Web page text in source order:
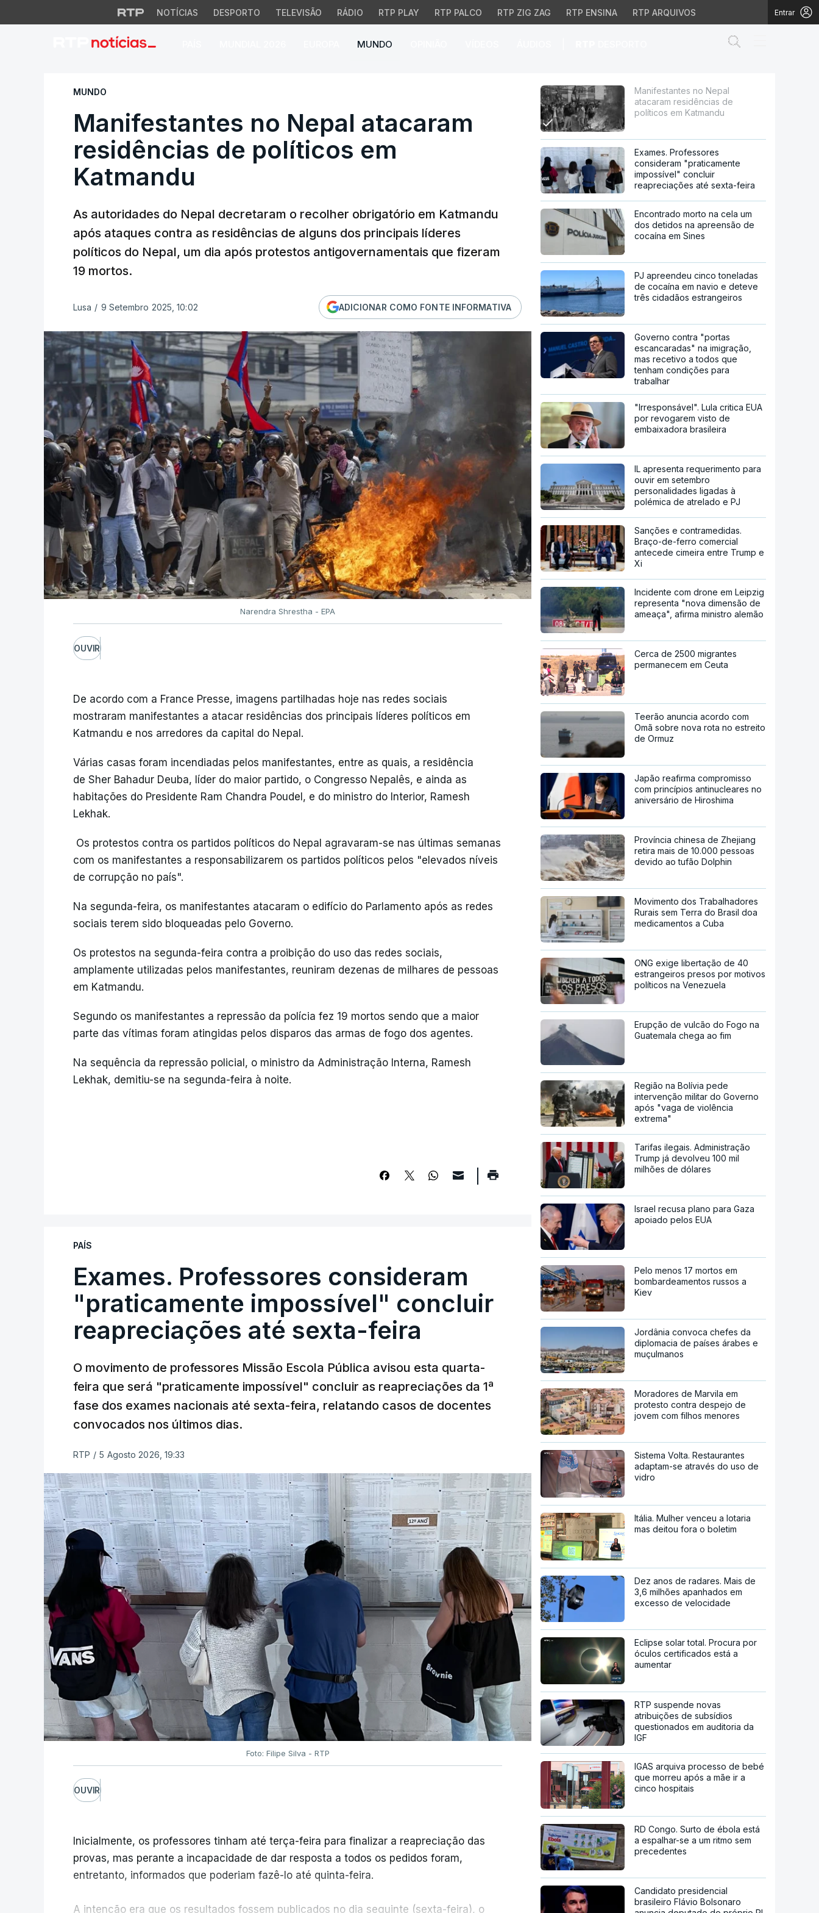
NOTÍCIAS DESPORTO TELEVISÃO RÁDIO RTP PLAY RTP PALCO RTP ZIG ZAG RTP ENSINA RTP ARQUIVOS Entrar
MUNDO
Manifestantes no Nepal atacaram residências de políticos em
MUNDO
Manifestantes no Nepal atacaram
residências de políticos em
Katmandu
As autoridades do Nepal decretaram o recolher obrigatório em Katmandu
após ataques contra as residências de alguns dos principais líderes
políticos do Nepal, um dia após protestos antigovernamentais que fizeram
19 mortos.
Lusa / 9 Setembro 2025, 10:02 ADICIONAR COMO FONTE INFORMATIVA
Narendra Shrestha - EPA
OUVIR
De acordo com a France Presse, imagens partilhadas hoje nas redes sociais
mostraram manifestantes a atacar residências dos principais líderes políticos em
Katmandu e nos arredores da capital do Nepal.
Várias casas foram incendiadas pelos manifestantes, entre as quais, a residência
de Sher Bahadur Deuba, líder do maior partido, o Congresso Nepalês, e ainda as
habitações do Presidente Ram Chandra Poudel, e do ministro do Interior, Ramesh
Lekhak.
Os protestos contra os partidos políticos do Nepal agravaram-se nas últimas semanas
com os manifestantes a responsabilizarem os partidos políticos pelos "elevados níveis
de corrupção no país".
Na segunda-feira, os manifestantes atacaram o edifício do Parlamento após as redes
sociais terem sido bloqueadas pelo Governo.
Os protestos na segunda-feira contra a proibição do uso das redes sociais,
amplamente utilizadas pelos manifestantes, reuniram dezenas de milhares de pessoas
em Katmandu.
Segundo os manifestantes a repressão da polícia fez 19 mortos sendo que a maior
parte das vítimas foram atingidas pelos disparos das armas de fogo dos agentes.
Na sequência da repressão policial, o ministro da Administração Interna, Ramesh
Lekhak, demitiu-se na segunda-feira à noite.
PAÍS
Exames. Professores consideram
"praticamente impossível" concluir
reapreciações até sexta-feira
O movimento de professores Missão Escola Pública avisou esta quarta-
feira que será "praticamente impossível" concluir as reapreciações da 1ª
fase dos exames nacionais até sexta-feira, relatando casos de docentes
convocados nos últimos dias.
RTP / 5 Agosto 2026, 19:33
Foto: Filipe Silva - RTP
OUVIR
Inicialmente, os professores tinham até terça-feira para finalizar a reapreciação das
provas, mas perante a incapacidade de dar resposta a todos os pedidos foram,
entretanto, informados que poderiam fazê-lo até quinta-feira.
A intenção era que os resultados fossem publicados no dia seguinte (sexta-feira), o
Manifestantes no Nepal
atacaram residências de
políticos em Katmandu
Exames. Professores
consideram "praticamente
impossível" concluir
reapreciações até sexta-feira
Encontrado morto na cela um
dos detidos na apreensão de
cocaína em Sines
PJ apreendeu cinco toneladas
de cocaína em navio e deteve
três cidadãos estrangeiros
Governo contra "portas
escancaradas" na imigração,
mas recetivo a todos que
tenham condições para
trabalhar
"Irresponsável". Lula critica EUA
por revogarem visto de
embaixadora brasileira
IL apresenta requerimento para
ouvir em setembro
personalidades ligadas à
polémica de atrelado e PJ
Sanções e contramedidas.
Braço-de-ferro comercial
antecede cimeira entre Trump e
Xi
Incidente com drone em Leipzig
representa "nova dimensão de
ameaça", afirma ministro alemão
Cerca de 2500 migrantes
permanecem em Ceuta
Teerão anuncia acordo com
Omã sobre nova rota no estreito
de Ormuz
Japão reafirma compromisso
com princípios antinucleares no
aniversário de Hiroshima
Província chinesa de Zhejiang
retira mais de 10.000 pessoas
devido ao tufão Dolphin
Movimento dos Trabalhadores
Rurais sem Terra do Brasil doa
medicamentos a Cuba
ONG exige libertação de 40
estrangeiros presos por motivos
políticos na Venezuela
Erupção de vulcão do Fogo na
Guatemala chega ao fim
Região na Bolívia pede
intervenção militar do Governo
após "vaga de violência
extrema"
Tarifas ilegais. Administração
Trump já devolveu 100 mil
milhões de dólares
Israel recusa plano para Gaza
apoiado pelos EUA
Pelo menos 17 mortos em
bombardeamentos russos a
Kiev
Jordânia convoca chefes da
diplomacia de países árabes e
muçulmanos
Moradores de Marvila em
protesto contra despejo de
jovem com filhos menores
Sistema Volta. Restaurantes
adaptam-se através do uso de
vidro
Itália. Mulher venceu a lotaria
mas deitou fora o boletim
Dez anos de radares. Mais de
3,6 milhões apanhados em
excesso de velocidade
Eclipse solar total. Procura por
óculos certificados está a
aumentar
RTP suspende novas
atribuições de subsídios
questionados em auditoria da
IGF
IGAS arquiva processo de bebé
que morreu após a mãe ir a
cinco hospitais
RD Congo. Surto de ébola está
a espalhar-se a um ritmo sem
precedentes
Candidato presidencial
brasileiro Flávio Bolsonaro